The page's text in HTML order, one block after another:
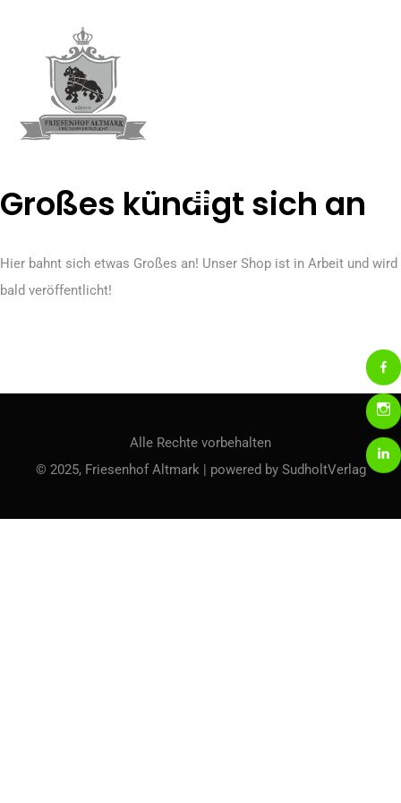
Großes kündigt sich an
Hier bahnt sich etwas Großes an! Unser Shop ist in Arbeit und wird
bald veröffentlicht!
Alle Rechte vorbehalten
© 2025, Friesenhof Altmark | powered by SudholtVerlag